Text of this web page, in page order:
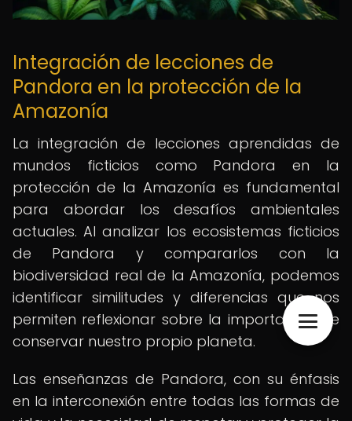
Integración de lecciones de
Pandora en la protección de la
Amazonía
La integración de lecciones aprendidas de
mundos ficticios como Pandora en la
protección de la Amazonía es fundamental
para abordar los desafíos ambientales
actuales. Al analizar los ecosistemas ficticios
de Pandora y compararlos con la
biodiversidad real de la Amazonía, podemos
identificar similitudes y diferencias que nos
permiten reflexionar sobre la importancia de
conservar nuestro propio planeta.
Las enseñanzas de Pandora, con su énfasis
en la interconexión entre todas las formas de